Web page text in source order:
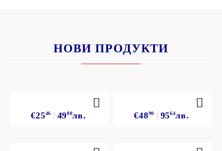
НОВИ ПРОДУКТИ
€2546 4980лв. €4890 9564лв.